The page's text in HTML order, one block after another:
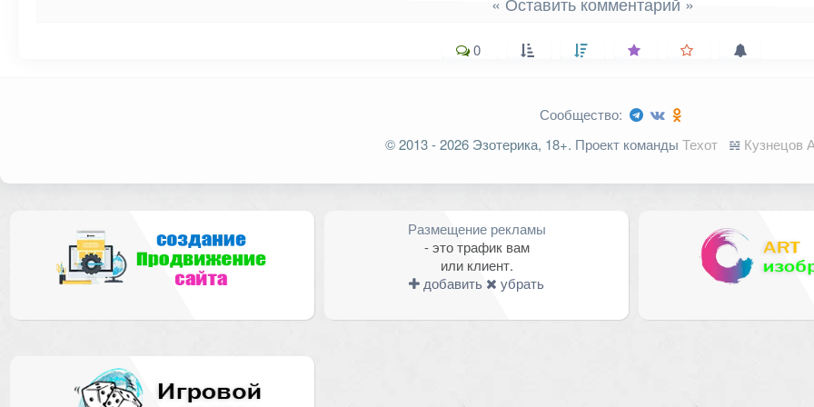
Имя*
0
Сообщество:
© 2013 - 2026 Эзотерика, 18+. Проект команды Техот 𝌴 Кузнецов
Размещение рекламы
- это трафик вам
или клиент.
добавить
убрать